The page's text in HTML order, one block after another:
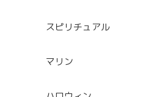
スピリチュアル
マリン